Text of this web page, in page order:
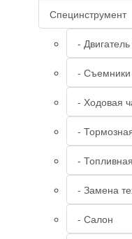
Специнструмент
-
- Съемники
- Ходовая
-
-
- Замена
- Салон